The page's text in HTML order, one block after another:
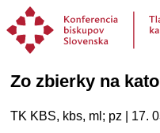
Zo zbierky na
TK KBS, kbs, ml; pz | 17.